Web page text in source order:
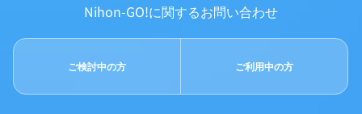
Nihon-GO!に関するお問い合わせ
ご検討中の方 ご利用中の方